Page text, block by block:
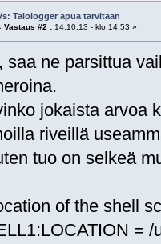
Talologger apua tarvitaan
Vastaus #2 :14.10.13 - klo:14:53 »
saa ne parsittua
jokaista arvoa
riveillä
tuo on selkeä
of the shell
= /